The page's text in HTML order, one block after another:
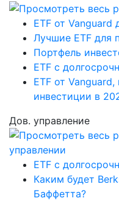
ETF от Vanguard
Лучшие ETF для
Портфель
ETF с
ETF от
инвестиции в
Дов. управление
ETF с
Каким будет
Баффетта?